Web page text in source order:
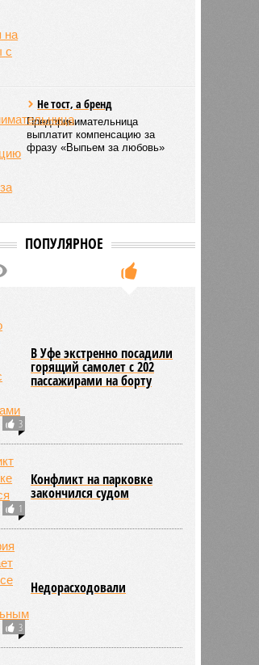
Не тост, а бренд
Предпринимательница
выплатит компенсацию за
фразу «Выпьем за любовь»
ПОПУЛЯРНОЕ
3
В Уфе экстренно посадили
горящий самолет с 202
пассажирами на борту
1
Конфликт на парковке
закончился судом
3
Недорасходовали